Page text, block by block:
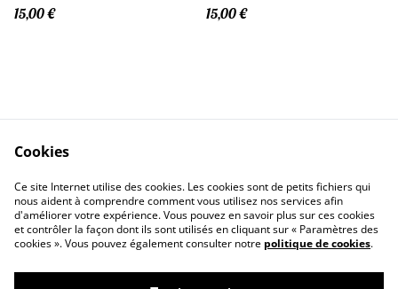
15,00 €
15,00 €
Contactez-moi
Conditions
Politique de confidentialité
Politique de cookies
Cookies
Ce site Internet utilise des cookies. Les cookies sont de petits fichiers qui
nous aident à comprendre comment vous utilisez nos services afin
d'améliorer votre expérience. Vous pouvez en savoir plus sur ces cookies
et contrôler la façon dont ils sont utilisés en cliquant sur « Paramètres des
cookies ». Vous pouvez également consulter notre politique de cookies.